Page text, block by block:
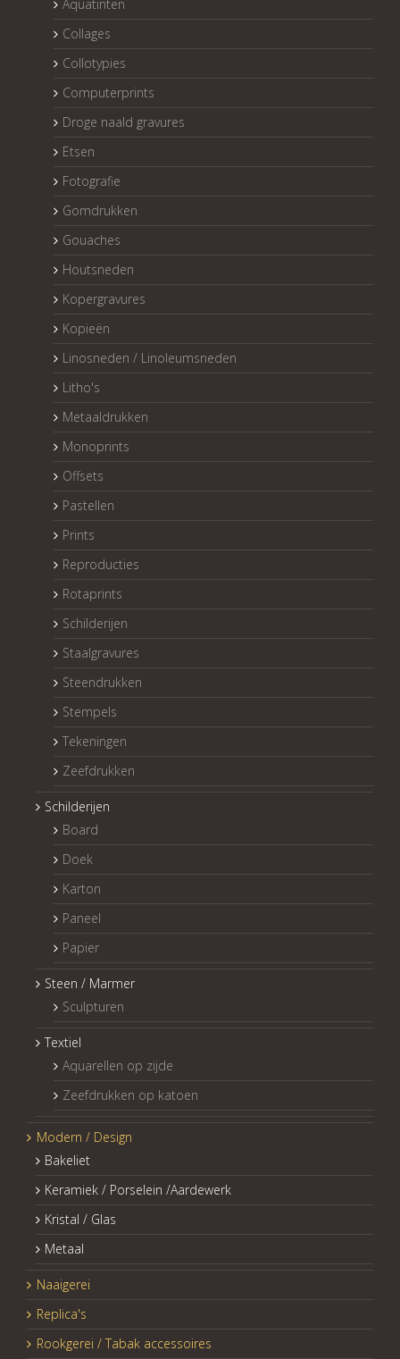
Aquatinten
Collages
Collotypies
Computerprints
Droge naald gravures
Etsen
Fotografie
Gomdrukken
Gouaches
Houtsneden
Kopergravures
Kopieën
Linosneden / Linoleumsneden
Litho's
Metaaldrukken
Monoprints
Offsets
Pastellen
Prints
Reproducties
Rotaprints
Schilderijen
Staalgravures
Steendrukken
Stempels
Tekeningen
Zeefdrukken
Schilderijen
Board
Doek
Karton
Paneel
Papier
Steen / Marmer
Sculpturen
Textiel
Aquarellen op zijde
Zeefdrukken op katoen
Modern / Design
Bakeliet
Keramiek / Porselein /Aardewerk
Kristal / Glas
Metaal
Naaigerei
Replica's
Rookgerei / Tabak accessoires